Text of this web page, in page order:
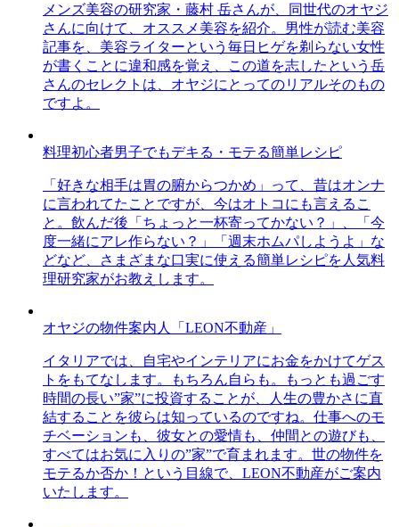
メンズ美容の研究家・藤村 岳さんが、同世代のオヤジ
さんに向けて、オススメ美容を紹介。男性が読む美容
記事を、美容ライターという毎日ヒゲを剃らない女性
が書くことに違和感を覚え、この道を志したという岳
さんのセレクトは、オヤジにとってのリアルそのもの
ですよ。
料理初心者男子でもデキる・モテる簡単レシピ
「好きな相手は胃の腑からつかめ」って、昔はオンナ
に言われてたことですが、今はオトコにも言えるこ
と。飲んだ後「ちょっと一杯寄ってかない？」、「今
度一緒にアレ作らない？」「週末ホムパしようよ」な
どなど、さまざまな口実に使える簡単レシピを人気料
理研究家がお教えします。
オヤジの物件案内人「LEON不動産」
イタリアでは、自宅やインテリアにお金をかけてゲス
トをもてなします。もちろん自らも。もっとも過ごす
時間の長い”家”に投資することが、人生の豊かさに直
結することを彼らは知っているのですね。仕事へのモ
チベーションも、彼女との愛情も、仲間との遊びも、
すべてはお気に入りの”家”で育まれます。世の物件を
モテるか否か！という目線で、LEON不動産がご案内
いたします。